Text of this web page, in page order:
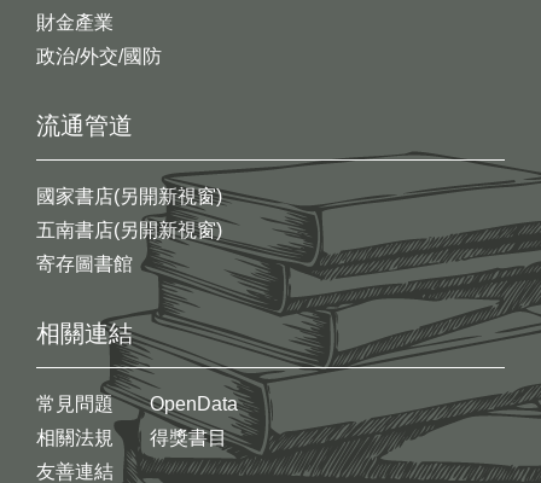
財金產業
政治/外交/國防
流通管道
國家書店(另開新視窗)
五南書店(另開新視窗)
寄存圖書館
相關連結
常見問題
相關法規
友善連結
OpenData
得獎書目